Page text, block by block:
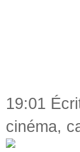
19:01
cinéma,